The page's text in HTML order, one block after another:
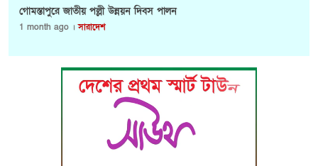
গোমস্তাপুরে জাতীয় পল্লী উন্নয়ন দিবস পালন
1 month ago ।সারাদেশ